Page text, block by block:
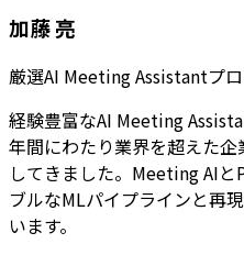
加藤 亮
厳選AI Meeting Assistantプロ
経験豊富なAI Meeting
年間にわたり業界を超えた
してきました。Meeting AI
ブルなMLパイプラインと再
います。